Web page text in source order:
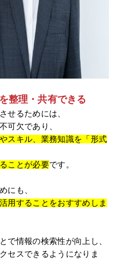
整理・共有できる
せるためには、
可欠であり、
スキル、業務知識を「形式
ことが必要です。
にも、
用することをおすすめしま
で情報の検索性が向上し、
セスできるようになりま